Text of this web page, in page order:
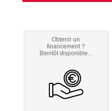
Obtenir un
financement ?
Bientôt disponible...